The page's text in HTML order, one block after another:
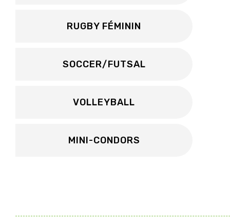
RUGBY FÉMININ
SOCCER/FUTSAL
VOLLEYBALL
MINI-CONDORS